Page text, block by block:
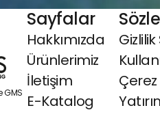
GMS
Sayfalar
Hakkımızda
Ürünlerimiz
İletişim
E-Katalog
Çerez